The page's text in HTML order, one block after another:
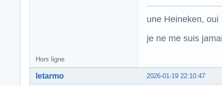
une Heineken,
je ne me suis
Hors ligne
2026-01-19 22:10:47
letarmo